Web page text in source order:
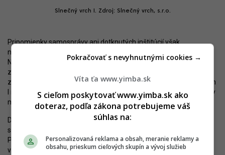
Slnečný vrch I. Zdroj: Slnečný vrch, s.r.o.
Pripomienky samosprávy ani dotknutých inštitúcií však
nenaznačili, že by malo realizácii Novej Devínskej niečo brániť.
Navyše pripomienky, ktoré rezort vyhodnotil ako relevantné, sú
zahrnuté v záverečnom stanovisku ako podmienky realizácie
zámeru. Rozvoj lokality posilňuje aj plánovaný zámer Slnečný vrch
I na susedných pozemkoch, ktorý je už o krok ďalej, a teoreticky by
mohol v tomto roku získať aj stavebné povolenie.
Devínska Nová Ves je čoraz bližšie k výraznej transformácií,
súčasťou ktorej bude aj
Penta Real Estate. Dá sa očakávať, že v okrajovej mestskej časti
vznikne v najbližších rokoch viacero projektov, ktoré prinesú
Víta ťa www.yimba.sk
S cieľom poskytovať www.yimba.sk ako
doteraz, podľa zákona potrebujeme váš
súhlas na:
Personalizovaná reklama a obsah, meranie reklamy a
obsahu, prieskum cieľových skupín a vývoj služieb
Pokračovať s nevyhnutnými cookies →